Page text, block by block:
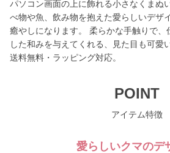
パソコン画面の上に飾れる小さなくまぬ
べ物や魚、飲み物を抱えた愛らしいデザ
癒やしになります。 柔らかな手触りで、
した和みを与えてくれる、見た目も可愛
送料無料・ラッピング対応。
POINT
アイテム特徴
愛らしいクマのデ